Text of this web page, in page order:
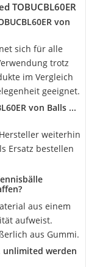
TOBUCBL60ER
von
sich für alle
trotz
im Vergleich
geeignet.
von Balls ...
weiterhin
Ersatz bestellen
aus einem
aufweist.
aus Gummi.
unlimited werden